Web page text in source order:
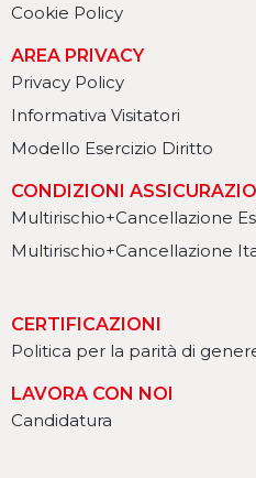
Cookie Policy
AREA PRIVACY
Privacy Policy
Informativa Visitatori
Modello Esercizio Diritto
CONDIZIONI
Multirischio+Cancellazione
Multirischio+Cancellazione
CERTIFICAZIONI
Politica per la parità di
LAVORA CON NOI
Candidatura